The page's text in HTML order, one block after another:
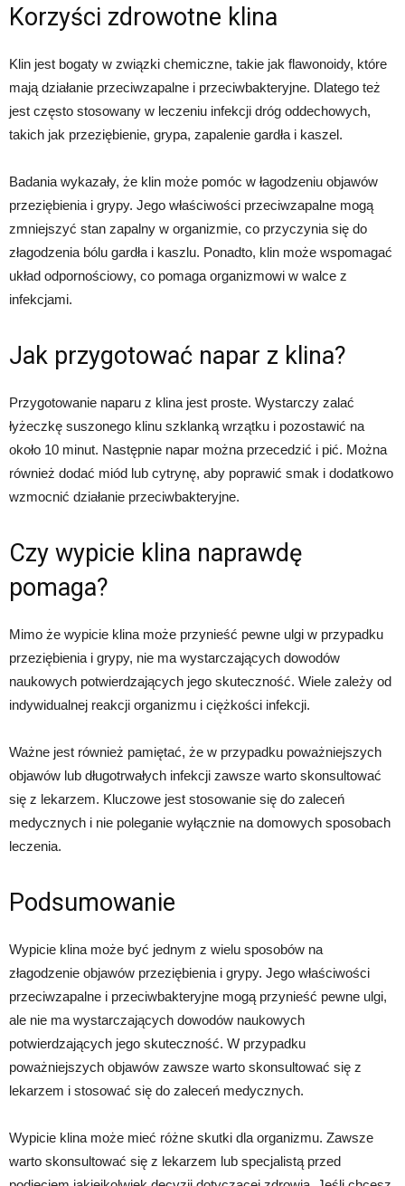
Korzyści zdrowotne klina
Klin jest bogaty w związki chemiczne, takie jak flawonoidy, które
mają działanie przeciwzapalne i przeciwbakteryjne. Dlatego też
jest często stosowany w leczeniu infekcji dróg oddechowych,
takich jak przeziębienie, grypa, zapalenie gardła i kaszel.
Badania wykazały, że klin może pomóc w łagodzeniu objawów
przeziębienia i grypy. Jego właściwości przeciwzapalne mogą
zmniejszyć stan zapalny w organizmie, co przyczynia się do
złagodzenia bólu gardła i kaszlu. Ponadto, klin może wspomagać
układ odpornościowy, co pomaga organizmowi w walce z
infekcjami.
Jak przygotować napar z klina?
Przygotowanie naparu z klina jest proste. Wystarczy zalać
łyżeczkę suszonego klinu szklanką wrzątku i pozostawić na
około 10 minut. Następnie napar można przecedzić i pić. Można
również dodać miód lub cytrynę, aby poprawić smak i dodatkowo
wzmocnić działanie przeciwbakteryjne.
Czy wypicie klina naprawdę
pomaga?
Mimo że wypicie klina może przynieść pewne ulgi w przypadku
przeziębienia i grypy, nie ma wystarczających dowodów
naukowych potwierdzających jego skuteczność. Wiele zależy od
indywidualnej reakcji organizmu i ciężkości infekcji.
Ważne jest również pamiętać, że w przypadku poważniejszych
objawów lub długotrwałych infekcji zawsze warto skonsultować
się z lekarzem. Kluczowe jest stosowanie się do zaleceń
medycznych i nie poleganie wyłącznie na domowych sposobach
leczenia.
Podsumowanie
Wypicie klina może być jednym z wielu sposobów na
złagodzenie objawów przeziębienia i grypy. Jego właściwości
przeciwzapalne i przeciwbakteryjne mogą przynieść pewne ulgi,
ale nie ma wystarczających dowodów naukowych
potwierdzających jego skuteczność. W przypadku
poważniejszych objawów zawsze warto skonsultować się z
lekarzem i stosować się do zaleceń medycznych.
Wypicie klina może mieć różne skutki dla organizmu. Zawsze
warto skonsultować się z lekarzem lub specjalistą przed